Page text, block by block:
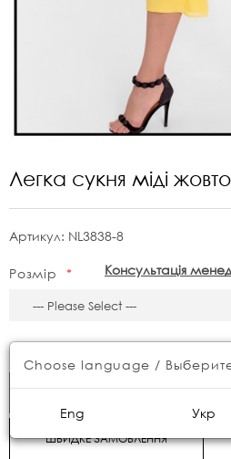
Легка сукня міді
Артикул: NL3838-8
Консультація
Розмір
3990грн.
КУПИТИ
ШВИДКЕ ЗАМОВЛЕННЯ
Choose language /
Eng Укр